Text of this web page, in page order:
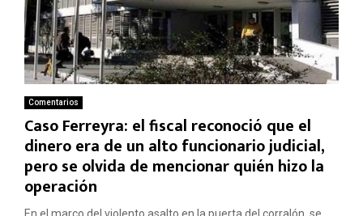
Comentarios
Caso Ferreyra: el fiscal reconoció que el
dinero era de un alto funcionario judicial,
pero se olvida de mencionar quién hizo la
operación
En el marco del violento asalto en la puerta del corralón, se